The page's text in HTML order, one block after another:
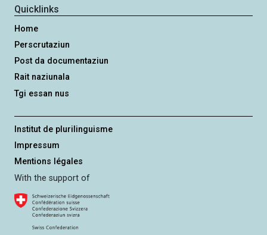
Quicklinks
Home
Perscrutaziun
Post da documentaziun
Rait naziunala
Tgi essan nus
Institut de plurilinguisme
Impressum
Mentions légales
With the support of